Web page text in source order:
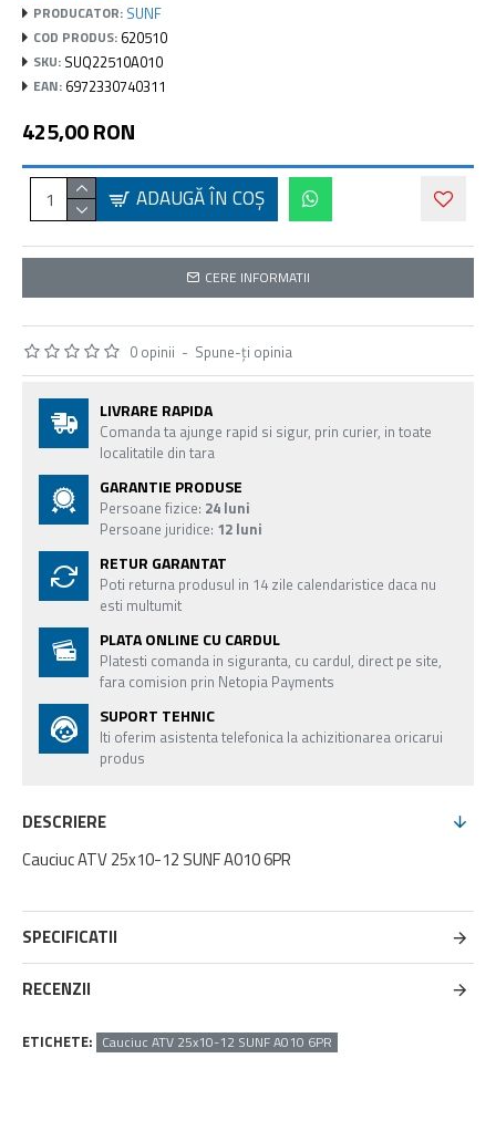
PRODUCATOR: SUNF
COD PRODUS: 620510
SKU: SUQ22510A010
EAN: 6972330740311
0 opinii - Spune-ţi opinia
425,00 RON
ADAUGĂ ÎN COŞ
CERE INFORMATII
LIVRARE RAPIDA
Comanda ta ajunge rapid si sigur, prin curier, in toate
localitatile din tara
GARANTIE PRODUSE
Persoane fizice: 24 luni
Persoane juridice: 12 luni
RETUR GARANTAT
Poti returna produsul in 14 zile calendaristice daca nu
esti multumit
PLATA ONLINE CU CARDUL
Platesti comanda in siguranta, cu cardul, direct pe site,
fara comision prin Netopia Payments
SUPORT TEHNIC
Iti oferim asistenta telefonica la achizitionarea oricarui
produs
DESCRIERE
Cauciuc ATV 25x10-12 SUNF A010 6PR
SPECIFICATII
RECENZII
ETICHETE: Cauciuc ATV 25x10-12 SUNF A010 6PR